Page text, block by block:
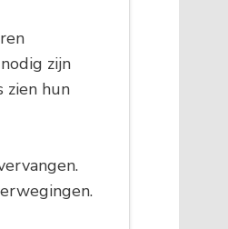
zijn
zien hun